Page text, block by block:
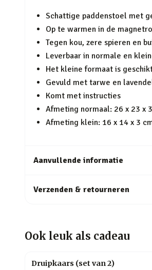
Schattige paddenstoel met
Op te warmen in de
Tegen kou, zere spieren en
Leverbaar in normale en
Het kleine formaat is
Gevuld met tarwe en
Komt met instructies
Afmeting normaal: 26 x 23 x
Afmeting klein: 16 x 14 x 3
Aanvullende informatie
Verzenden & retourneren
Ook leuk als cadeau
Druipkaars (set van 2)